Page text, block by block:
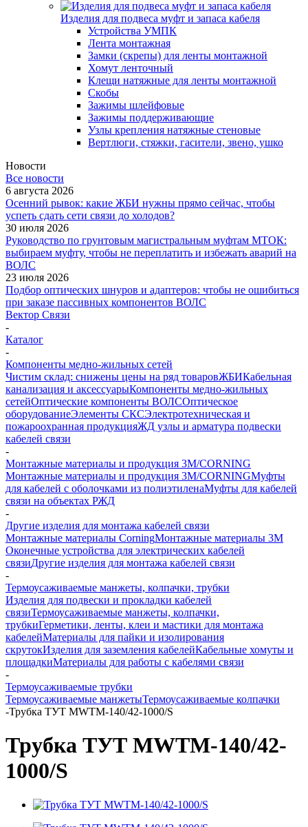
Изделия для подвеса муфт и запаса кабеля
Устройства УМПК
Лента монтажная
Замки (скрепы) для ленты монтажной
Хомут ленточный
Клещи натяжные для ленты монтажной
Скобы
Зажимы шлейфовые
Зажимы поддерживающие
Узлы крепления натяжные стеновые
Вертлюги, стяжки, гасители, звено, ушко
Новости
Все новости
6 августа 2026
Осенний рывок: какие ЖБИ нужны прямо сейчас, чтобы
успеть сдать сети связи до холодов?
30 июля 2026
Руководство по грунтовым магистральным муфтам МТОК:
выбираем муфту, чтобы не переплатить и избежать аварий на
ВОЛС
23 июля 2026
Подбор оптических шнуров и адаптеров: чтобы не ошибиться
при заказе пассивных компонентов ВОЛС
Вектор Связи
-
Каталог
-
Компоненты медно-жильных сетей
Чистим склад: снижены цены на ряд товаровЖБИКабельная
канализация и аксессуарыКомпоненты медно-жильных
сетейОптические компоненты ВОЛСОптическое
оборудованиеЭлементы СКСЭлектротехническая и
пожароохранная продукцияЖД узлы и арматура подвески
кабелей связи
-
Монтажные материалы и продукция 3M/CORNING
Монтажные материалы и продукция 3M/CORNINGМуфты
для кабелей с оболочками из полиэтиленаМуфты для кабелей
связи на объектах РЖД
-
Другие изделия для монтажа кабелей связи
Монтажные материалы CorningМонтажные материалы 3M
Оконечные устройства для электрических кабелей
связиДругие изделия для монтажа кабелей связи
-
Термоусаживаемые манжеты, колпачки, трубки
Изделия для подвески и прокладки кабелей
связиТермоусаживаемые манжеты, колпачки,
трубкиГерметики, ленты, клеи и мастики для монтажа
кабелейМатериалы для пайки и изолирования
скрутокИзделия для заземления кабелейКабельные хомуты и
площадкиМатериалы для работы с кабелями связи
-
Термоусаживаемые трубки
Термоусаживаемые манжетыТермоусаживаемые колпачки
-Трубка ТУТ MWTM-140/42-1000/S
Трубка ТУТ MWTM-140/42-
1000/S